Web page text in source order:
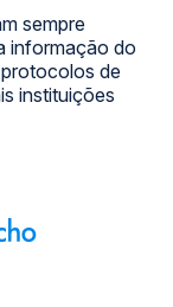
sempre
informação do
de
instituições